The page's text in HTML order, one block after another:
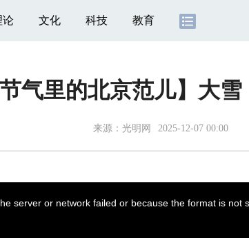
论 文化 科技 教育
节气里的北京范儿】大
来源： 光明网 2025-12-07 00:00
server or network failed or because the format is not